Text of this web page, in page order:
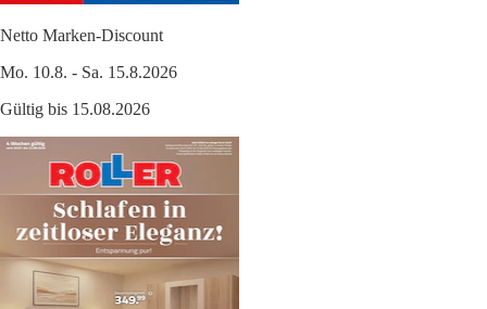
Netto Marken-Discount
Mo. 10.8. - Sa. 15.8.2026
Gültig bis 15.08.2026